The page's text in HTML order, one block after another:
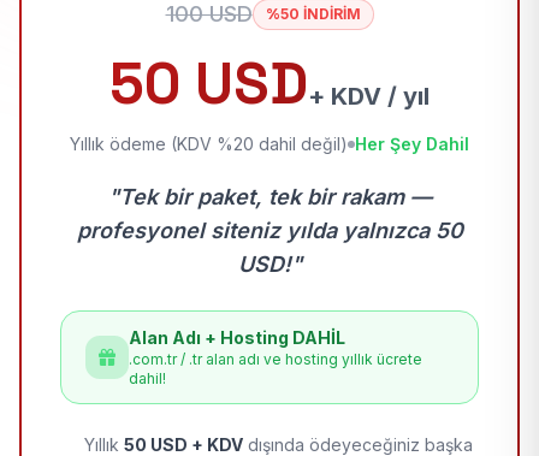
100 USD %50 İNDİRİM
50 USD+ KDV / yıl
Yıllık ödeme (KDV %20 dahil değil) Her Şey Dahil
"Tek bir paket, tek bir rakam —
profesyonel siteniz yılda yalnızca 50
USD!"
Alan Adı + Hosting DAHİL
.com.tr / .tr alan adı ve hosting yıllık ücrete
dahil!
Yıllık 50 USD + KDV dışında ödeyeceğiniz başka